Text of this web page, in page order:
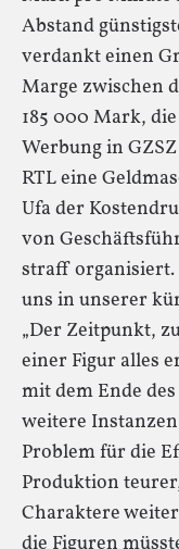
Abstand
verdankt einen
Marge zwischen
185 000 Mark,
Werbung in
RTL eine
Ufa der
von
straff organisiert.
uns in unserer
„Der Zeitpunkt,
einer Figur alles
mit dem Ende
weitere
Problem für die
Produktion
Charaktere